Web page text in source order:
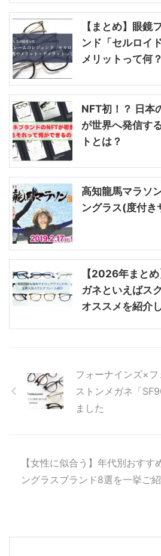
【まとめ】眼鏡
ンド「セルロイ
メリットって何？
NFT初！？ 日本
が世界へ発信す
トとは？
高知龍馬マラソ
ングラス(度付き
【2026年まと
ガネといえばス
オススメを紹介
フォーナインズ×
ストンメガネ「
ました
【女性に似合う】年代別おすす
ングラスブランド8選を一挙ご